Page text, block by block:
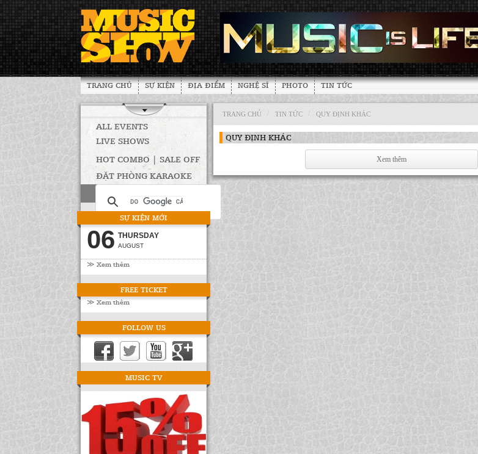
TRANG CHỦ SỰ KIỆN ĐỊA ĐIỂM NGHỆ SĨ PHOTO TIN TỨC
ALL EVENTS
LIVE SHOWS
HOT COMBO | SALE OFF
ĐẶT PHÒNG KARAOKE
SỰ KIỆN MỚI
06 THURSDAY
AUGUST
≫ Xem thêm
FREE TICKET
≫ Xem thêm
FOLLOW US
MUSIC TV
TRANG CHỦ / TIN TỨC / QUY ĐỊNH KHÁC
QUY ĐỊNH KHÁC
Xem thêm